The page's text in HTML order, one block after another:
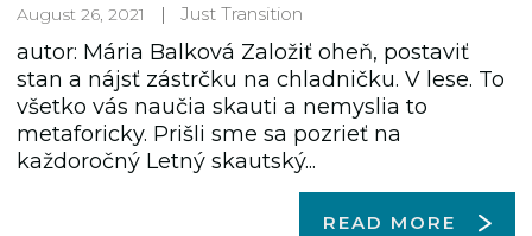
August 26, 2021 Just Transition
autor: Mária Balková Založiť oheň, postaviť
stan a nájsť zástrčku na chladničku. V lese. To
všetko vás naučia skauti a nemyslia to
metaforicky. Prišli sme sa pozrieť na
každoročný Letný skautský...
READ MORE